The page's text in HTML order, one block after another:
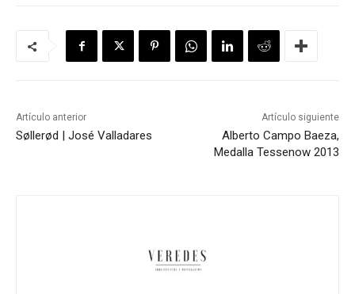
Artículo anterior
Søllerød | José Valladares
Artículo siguiente
Alberto Campo Baeza,
Medalla Tessenow 2013